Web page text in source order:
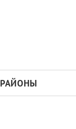
РАЙОНЫ